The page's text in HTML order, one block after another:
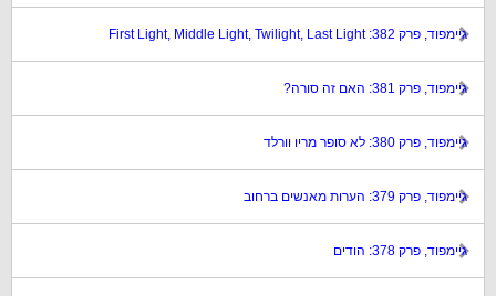
גיימפוד, פרק 382: First Light, Middle Light, Twilight, Last Light
גיימפוד, פרק 381: האם זה סורה?
גיימפוד, פרק 380: לא סופר מריו וורלד
גיימפוד, פרק 379: הערות מאנשים ברחוב
גיימפוד, פרק 378: הודים